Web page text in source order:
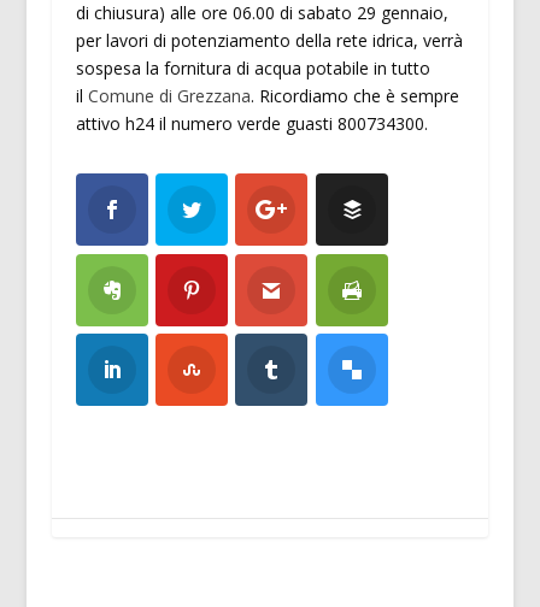
di chiusura) alle ore 06.00 di sabato 29 gennaio,
per lavori di potenziamento della rete idrica, verrà
sospesa la fornitura di acqua potabile in tutto
il Comune di Grezzana. Ricordiamo che è sempre
attivo h24 il numero verde guasti 800734300.